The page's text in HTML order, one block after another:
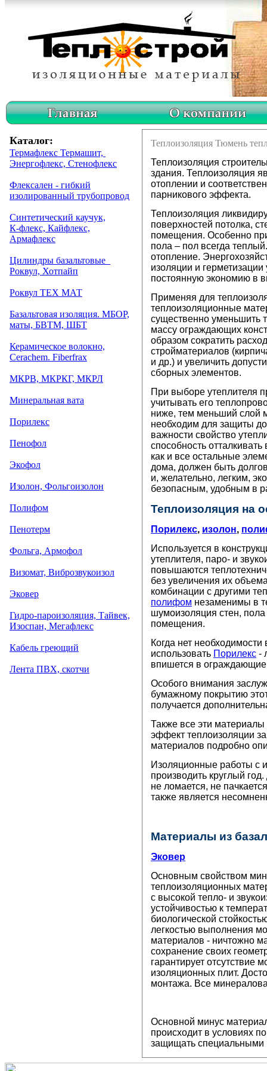
Каталог:
Термафлекс Термашит,
Энергофлекс, Стенофлекс
Флексален - гибкий
изолированный трубопровод
Синтетический каучук,
К-флекс, Кайфлекс,
Армафлекс
Цилиндры базальтовые
Роквул, Хотпайп
Роквул ТЕХ МАТ
Базальтовая изоляция. МБОР,
маты, БВТМ, ШБТ
Керамическое волокно,
Cerachem. Fiberfrax
МКРВ, МКРКГ, МКРЛ
Минеральная вата
Порилекс
Пенофол
Экофол
Изолон, Фольгоизолон
Полифом
Пенотерм
Фольга, Армофол
Визомат, Виброзвукоизол
Эковер
Гидро-пароизоляция, Тайвек,
Изоспан, Мегафлекс
Кабель греющий
Лента ПВХ, скотчи
Теплоизоляция Тюмень
Теплоизоляция
здания. Теплоизоляция
отоплении и
парникового эффекта.
Теплоизоляция
поверхностей потолка,
помещения. Особенно
пола – пол всегда
отопление.
изоляции и
постоянную экономию в
Применяя для
теплоизоляционные
существенно уменьшить
массу ограждающих
образом сократить расход
стройматериалов
и др.) и увеличить
сборных элементов.
При выборе утеплителя
учитывать его
ниже, тем меньший слой
необходим для защиты
важности свойство
способность отталкивать
как и все остальные
дома, должен быть
и, желательно, легким,
безопасным, удобным в
Теплоизоляция на
Порилекс, изолон,
Используется в
утеплителя, паро- и
повышаются
без увеличения их
комбинации с другими
полифом незаменимы в
шумоизоляция стен,
помещения.
Когда нет
использовать Порилекс -
впишется в ограждающие
Особого внимания
бумажному покрытию
получается
Также все эти
эффект теплоизоляции
материалов подробно
Изоляционные работы с
производить круглый
не ломается, не
также является
Материалы из
Эковер
Основным свойством
теплоизоляционных
с высокой тепло- и
устойчивостью к
биологической
легкостью выполнения
материалов - ничтожно
сохранение своих
гарантирует отсутствие
изоляционных плит.
монтажа. Все
Основной минус
происходит в условиях
защищать специальными